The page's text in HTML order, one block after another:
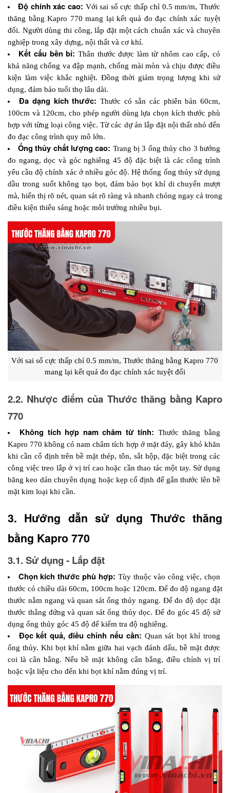
Độ chính xác cao: Với sai số cực thấp chỉ 0.5 mm/m, Thước
thăng bằng Kapro 770 mang lại kết quả đo đạc chính xác tuyệt
đối. Người dùng thi công, lắp đặt một cách chuẩn xác và chuyên
nghiệp trong xây dựng, nội thất và cơ khí.
Kết cấu bền bỉ: Thân thước được làm từ nhôm cao cấp, có
khả năng chống va đập mạnh, chống mài mòn và chịu được điều
kiện làm việc khắc nghiệt. Đồng thời giảm trọng lượng khi sử
dụng, đảm bảo tuổi thọ lâu dài.
Đa dạng kích thước: Thước có sẵn các phiên bản 60cm,
100cm và 120cm, cho phép người dùng lựa chọn kích thước phù
hợp với từng loại công việc. Từ các dự án lắp đặt nội thất nhỏ đến
đo đạc công trình quy mô lớn.
Ống thủy chất lượng cao: Trang bị 3 ống thủy cho 3 hướng
đo ngang, dọc và góc nghiêng 45 độ đặc biệt là các công trình
yêu cầu độ chính xác ở nhiều góc độ. Hệ thống ống thủy sử dụng
dầu trong suốt không tạo bọt, đảm bảo bọt khí di chuyển mượt
mà, hiển thị rõ nét, quan sát rõ ràng và nhanh chóng ngay cả trong
điều kiện thiếu sáng hoặc môi trường nhiều bụi.
Với sai số cực thấp chỉ 0.5 mm/m, Thước thăng bằng Kapro 770
mang lại kết quả đo đạc chính xác tuyệt đối
2.2. Nhược điểm của Thước thăng bằng Kapro
770
Không tích hợp nam châm từ tính: Thước thăng bằng
Kapro 770 không có nam châm tích hợp ở mặt đáy, gây khó khăn
khi cần cố định trên bề mặt thép, tôn, sắt hộp, đặc biệt trong các
công việc treo lắp ở vị trí cao hoặc cần thao tác một tay. Sử dụng
băng keo dán chuyên dụng hoặc kẹp cố định để gắn thước lên bề
mặt kim loại khi cần.
3. Hướng dẫn sử dụng Thước thăng
bằng Kapro 770
3.1. Sử dụng - Lắp đặt
Chọn kích thước phù hợp: Tùy thuộc vào công việc, chọn
thước có chiều dài 60cm, 100cm hoặc 120cm. Để đo độ ngang đặt
thước nằm ngang và quan sát ống thủy ngang. Để đo độ dọc đặt
thước thẳng đứng và quan sát ống thủy dọc. Để đo góc 45 độ sử
dụng ống thủy góc 45 độ để kiểm tra độ nghiêng.
Đọc kết quả, điều chỉnh nếu cần: Quan sát bọt khí trong
ống thủy. Khi bọt khí nằm giữa hai vạch đánh dấu, bề mặt được
coi là cân bằng. Nếu bề mặt không cân bằng, điều chỉnh vị trí
hoặc vật liệu cho đến khi bọt khí nằm đúng vị trí.